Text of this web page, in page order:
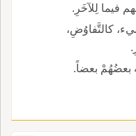
فيما لِلآخَرِ.
كالتَّفاوُضِ،
بعضُهُمْ بعضاً.